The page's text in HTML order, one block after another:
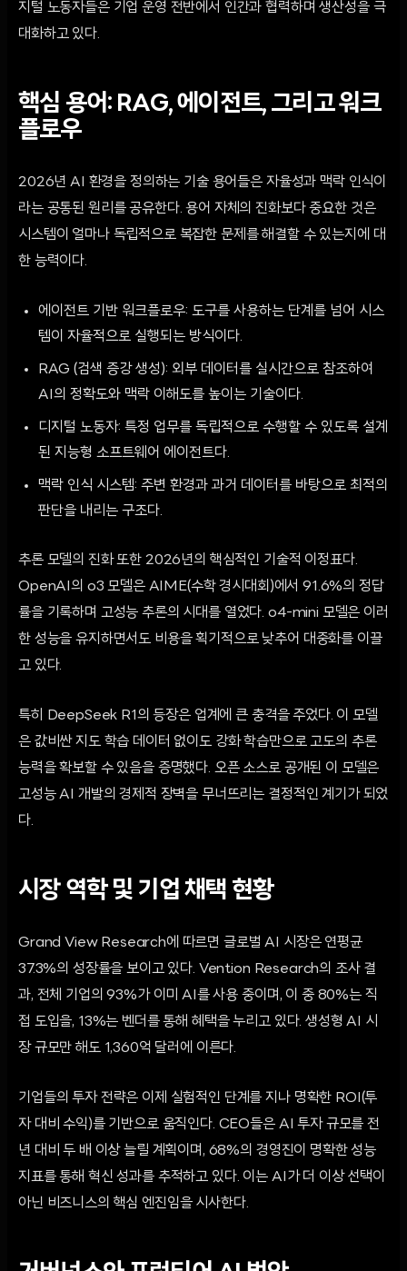
지털 노동자들은 기업 운영 전반에서 인간과 협력하며 생산성을 극
대화하고 있다.
핵심 용어: RAG, 에이전트, 그리고 워크
플로우
2026년 AI 환경을 정의하는 기술 용어들은 자율성과 맥락 인식이
라는 공통된 원리를 공유한다. 용어 자체의 진화보다 중요한 것은
시스템이 얼마나 독립적으로 복잡한 문제를 해결할 수 있는지에 대
한 능력이다.
에이전트 기반 워크플로우: 도구를 사용하는 단계를 넘어 시스
템이 자율적으로 실행되는 방식이다.
RAG (검색 증강 생성): 외부 데이터를 실시간으로 참조하여
AI의 정확도와 맥락 이해도를 높이는 기술이다.
디지털 노동자: 특정 업무를 독립적으로 수행할 수 있도록 설계
된 지능형 소프트웨어 에이전트다.
맥락 인식 시스템: 주변 환경과 과거 데이터를 바탕으로 최적의
판단을 내리는 구조다.
추론 모델의 진화 또한 2026년의 핵심적인 기술적 이정표다.
OpenAI의 o3 모델은 AIME(수학 경시대회)에서 91.6%의 정답
률을 기록하며 고성능 추론의 시대를 열었다. o4-mini 모델은 이러
한 성능을 유지하면서도 비용을 획기적으로 낮추어 대중화를 이끌
고 있다.
특히 DeepSeek R1의 등장은 업계에 큰 충격을 주었다. 이 모델
은 값비싼 지도 학습 데이터 없이도 강화 학습만으로 고도의 추론
능력을 확보할 수 있음을 증명했다. 오픈 소스로 공개된 이 모델은
고성능 AI 개발의 경제적 장벽을 무너뜨리는 결정적인 계기가 되었
다.
시장 역학 및 기업 채택 현황
Grand View Research에 따르면 글로벌 AI 시장은 연평균
37.3%의 성장률을 보이고 있다. Vention Research의 조사 결
과, 전체 기업의 93%가 이미 AI를 사용 중이며, 이 중 80%는 직
접 도입을, 13%는 벤더를 통해 혜택을 누리고 있다. 생성형 AI 시
장 규모만 해도 1,360억 달러에 이른다.
기업들의 투자 전략은 이제 실험적인 단계를 지나 명확한 ROI(투
자 대비 수익)를 기반으로 움직인다. CEO들은 AI 투자 규모를 전
년 대비 두 배 이상 늘릴 계획이며, 68%의 경영진이 명확한 성능
지표를 통해 혁신 성과를 추적하고 있다. 이는 AI가 더 이상 선택이
아닌 비즈니스의 핵심 엔진임을 시사한다.